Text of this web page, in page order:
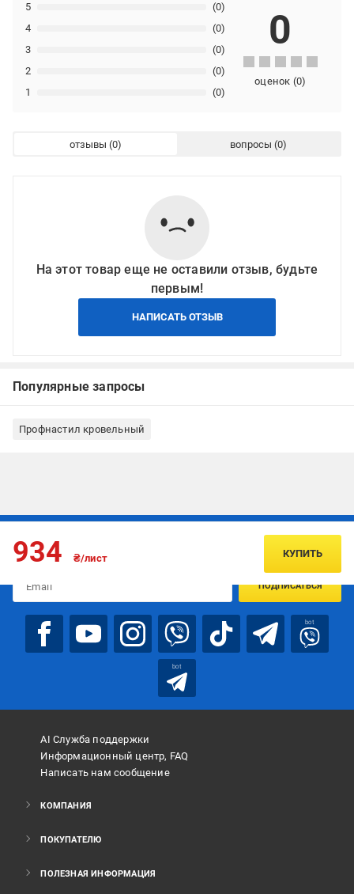
1 (0)
2 (0)
3 (0)
4 (0)
5 (0)
0
оценок (0)
отзывы вопросы
На этот товар еще не оставили отзыв, будьте
первым!
НАПИСАТЬ ОТЗЫВ
Популярные запросы
Профнастил кровельный
934 ₴/лист КУПИТЬ
Подписывайтесь, чтобы узнавать первым об акцияx и
ПОДПИСАТЬСЯ
bot
bot
AI Служба поддержки
Информационный центр, FAQ
Написать нам сообщение
КОМПАНИЯ
ПОКУПАТЕЛЮ
ПОЛЕЗНАЯ ИНФОРМАЦИЯ